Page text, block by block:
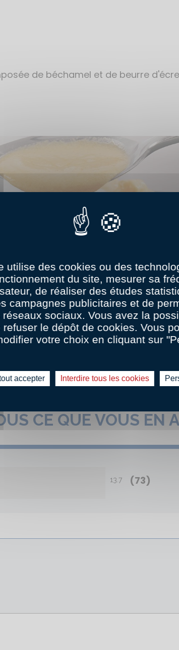
de béchamel et de beurre
CE QUE VOUS EN
13.7 (73)
utilise des cookies ou des
du site, mesurer sa
de réaliser des études
campagnes publicitaires et de
sociaux. Vous avez la
le dépôt de cookies. Vous
votre choix en cliquant sur
accepter Interdire tous les cookies